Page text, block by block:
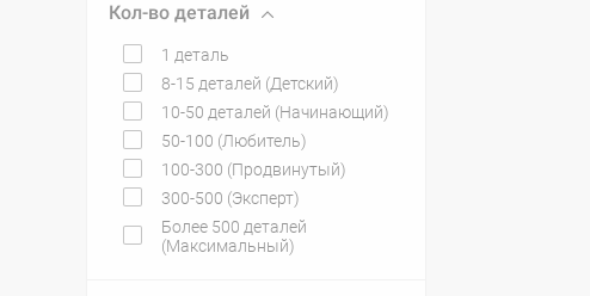
Кол-во деталей
1 деталь
8-15 деталей (Детский)
10-50 деталей (Начинающий)
50-100 (Любитель)
100-300 (Продвинутый)
300-500 (Эксперт)
Более 500 деталей
(Максимальный)